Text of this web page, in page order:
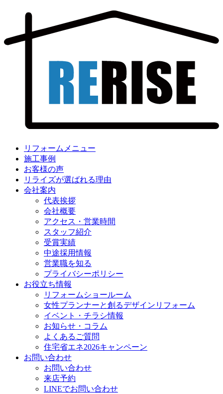
リフォームメニュー
施工事例
お客様の声
リライズが選ばれる理由
会社案内
代表挨拶
会社概要
アクセス・営業時間
スタッフ紹介
受賞実績
中途採用情報
営業職を知る
プライバシーポリシー
お役立ち情報
リフォームショールーム
女性プランナーと創るデザインリフォーム
イベント・チラシ情報
お知らせ・コラム
よくあるご質問
住宅省エネ2026キャンペーン
お問い合わせ
お問い合わせ
来店予約
LINEでお問い合わせ